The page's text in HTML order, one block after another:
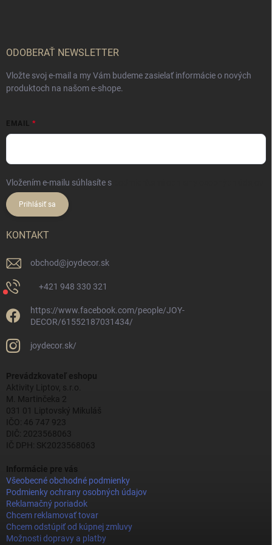
ODOBERAŤ NEWSLETTER
Vložte svoj e-mail a my Vám budeme zasielať informácie o nových
produktoch na našom e-shope.
EMAIL
Vložením e-mailu súhlasíte s
Prihlásiť sa
KONTAKT
obchod@joydecor.sk
+421 948 330 321
https://www.facebook.com/people/JOY-
DECOR/61552187031434/
joydecor.sk/
Prevádzkovateľ eshopu
Aktivity Liptov, s.r.o.
M. Martinčeka 2
031 01 Liptovský Mikuláš
IČO: 46 747 923
DIČ: 2023568063
IČ DPH: SK2023568063
Informácie pre vás
Všeobecné obchodné podmienky
Podmienky ochrany osobných údajov
Reklamačný poriadok
Chcem reklamovať tovar
Chcem odstúpiť od kúpnej zmluvy
Možnosti dopravy a platby